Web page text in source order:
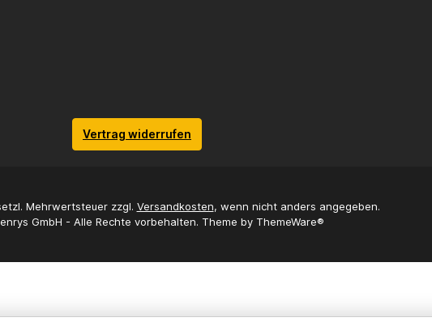
Vertrag widerrufen
Mehrwertsteuer zzgl. Versandkosten, wenn nicht anders angegeben.
GmbH - Alle Rechte vorbehalten. Theme by ThemeWare®